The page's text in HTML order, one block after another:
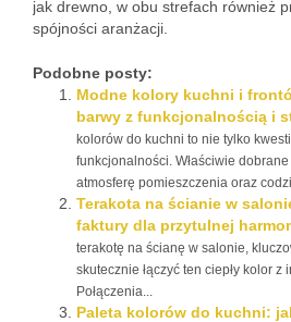
jak drewno, w obu strefach również
spójności aranżacji.
Podobne posty:
Modne kolory kuchni i
barwy z funkcjonalnością i
kolorów do kuchni to nie tylko
funkcjonalności. Właściwie
atmosferę pomieszczenia oraz
Terakota na ścianie w
faktury dla przytulnej
terakotę na ścianę w salonie,
skutecznie łączyć ten ciepły kolor
Połączenia...
Paleta kolorów do kuchni: